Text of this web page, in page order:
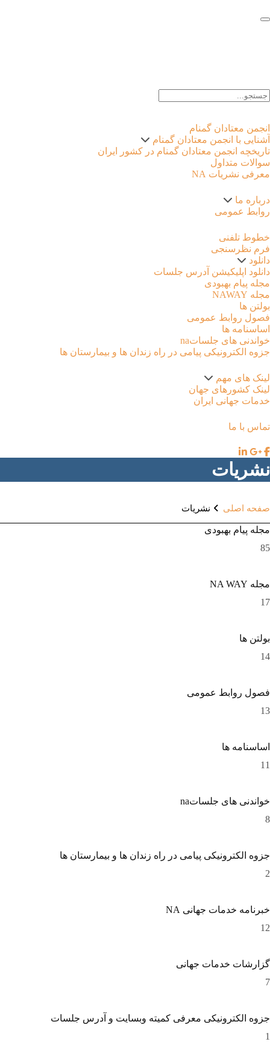
انجمن معتادان گمنام
آشنایی با انجمن معتادان گمنام
تاریخچه انجمن معتادان گمنام در کشور ایران
سوالات متداول
معرفی نشریات NA
درباره ما
روابط عمومی
خطوط تلفنی
فرم نظرسنجی
دانلود
دانلود اپلیکیشن آدرس جلسات
مجله پیام بهبودی
مجله NAWAY
بولتن ها
فصول روابط عمومی
اساسنامه ها
خواندنی های جلساتna
جزوه الکترونیکی پیامی در راه زندان ها و بیمارستان ها
لینک های مهم
لینک کشورهای جهان
خدمات جهانی ایران
تماس با ما
نشریات
صفحه اصلی نشریات
مجله پیام بهبودی
85
مجله NA WAY
17
بولتن ها
14
فصول روابط عمومی
13
اساسنامه ها
11
خواندنی های جلساتna
8
جزوه الکترونیکی پیامی در راه زندان ها و بیمارستان ها
2
خبرنامه خدمات جهانی NA
12
گزارشات خدمات جهانی
7
جزوه الکترونیکی معرفی کمیته وبسایت و آدرس جلسات
1